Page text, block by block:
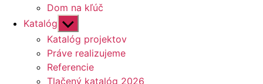
Dom na kľúč
Katalóg Zobraziť
druhú
úroveň
navigácie
Katalóg projektov
Práve realizujeme
Referencie
Tlačený katalóg 2026